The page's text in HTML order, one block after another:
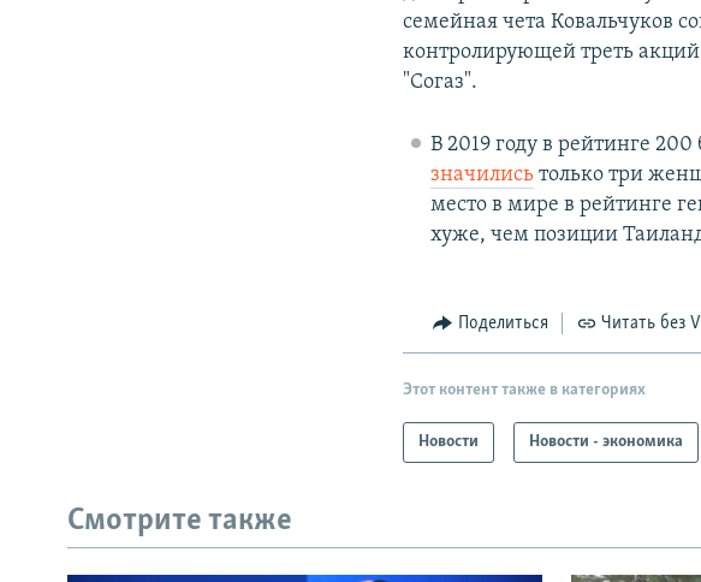
семейная чета Ковальчуков
контролирующей треть
"Согаз".
В 2019 году в рейтинге
значилисьтолько три
место в мире в рейтинге
хуже, чем позиции
Поделиться Читать без
Этот контент также в категориях
Новости Новости - экономика
Смотрите также